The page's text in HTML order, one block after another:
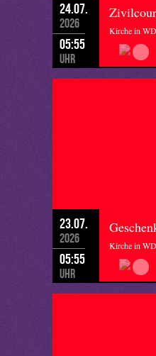
24.07.
2026
05:55
Uhr
Kirche in
23.07.
2026
05:55
Uhr
Kirche in